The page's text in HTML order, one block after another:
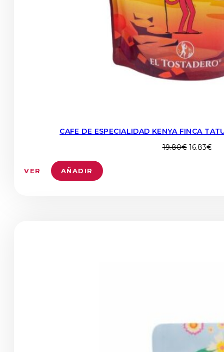
CAFE DE ESPECIALIDAD KENYA FINCA
19.80€ El
16.83€El
VER AÑADIR